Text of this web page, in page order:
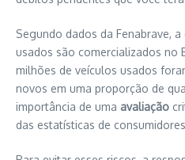
Segundo dados da Fenabrave,
usados são comercializados no
milhões de veículos usados
novos em uma proporção de
importância de uma avaliação
das estatísticas de